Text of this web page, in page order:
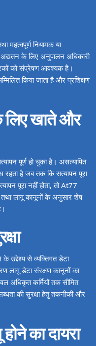
महत्वपूर्ण नियामक या
अद्यतन के लिए अनुपालन अधिकारी
को संप्रेषण आवश्यक है।
किया जाता है और प्रशिक्षण
लिए खाते और
पूर्ण हो चुका है। असत्यापित
रहता है जब तक कि सत्यापन पूरा
पूरा नहीं होता, तो At77
लागू कानूनों के अनुसार शेष
उद्देश्य से व्यक्तिगत डेटा
लागू डेटा संरक्षण कानूनों का
अधिकृत कर्मियों तक सीमित
की सुरक्षा हेतु तकनीकी और
का दायरा